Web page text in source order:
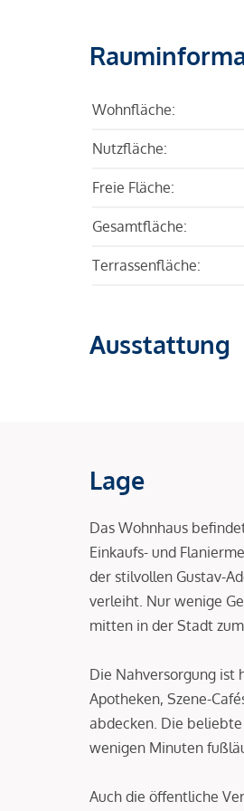
Wohnfläche:
Nutzfläche:
Freie Fläche:
Gesamtfläche:
Terrassenfläche:
Ausstattung
Lage
Das Wohnhaus
Einkaufs- und
der stilvollen Gustav-
verleiht. Nur wenige
mitten in der Stadt
Die Nahversorgung ist
Apotheken, Szene-
abdecken. Die
wenigen Minuten
Auch die öffentliche